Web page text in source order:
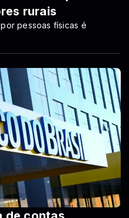
rurais
pessoas físicas é